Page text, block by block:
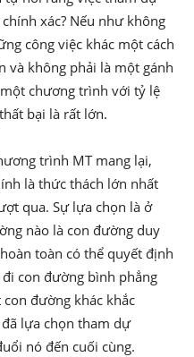
xác? Nếu như không
công việc khác một cách
và không phải là một gánh
chương trình với tỷ lệ
bại là rất lớn.
trình MT mang lại,
là thức thách lớn nhất
qua. Sự lựa chọn là ở
nào là con đường duy
toàn có thể quyết định
con đường bình phẳng
đường khác khắc
lựa chọn tham dự
nó đến cuối cùng.